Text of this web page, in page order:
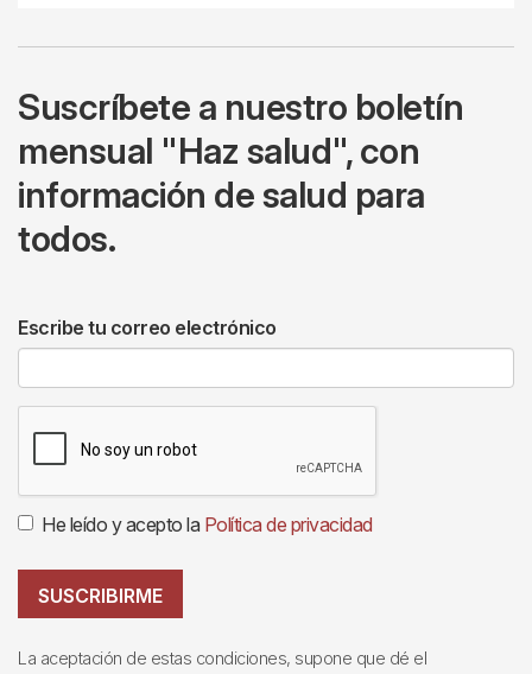
Suscríbete a nuestro boletín
mensual "Haz salud", con
información de salud para
todos.
Escribe tu correo electrónico
He leído y acepto la Política de privacidad
SUSCRIBIRME
La aceptación de estas condiciones, supone que dé el